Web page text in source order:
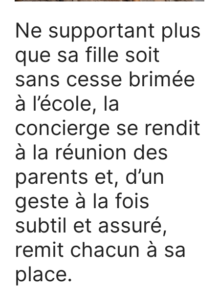
Ne supportant plus
que sa fille soit
sans cesse brimée
à l’école, la
concierge se rendit
à la réunion des
parents et, d’un
geste à la fois
subtil et assuré,
remit chacun à sa
place.